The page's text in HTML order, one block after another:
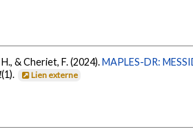
& Cheriet, F. (2024).MAPLES-DR:
(1). Lien externe